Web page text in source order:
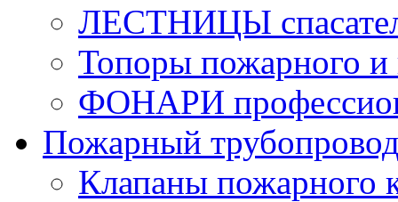
ЛЕСТНИЦЫ
Топоры пожарного и
ФОНАРИ
Пожарный
Клапаны пожарного